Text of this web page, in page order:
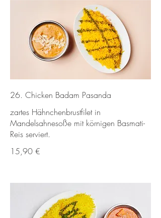
26. Chicken Badam Pasanda
zartes Hähnchenbrustfilet in
Mandelsahnesoße mit körnigen Basmati-
Reis serviert.
15,90 €